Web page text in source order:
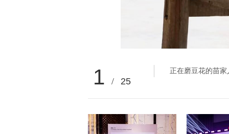
1 / 25
正在磨豆花的苗家